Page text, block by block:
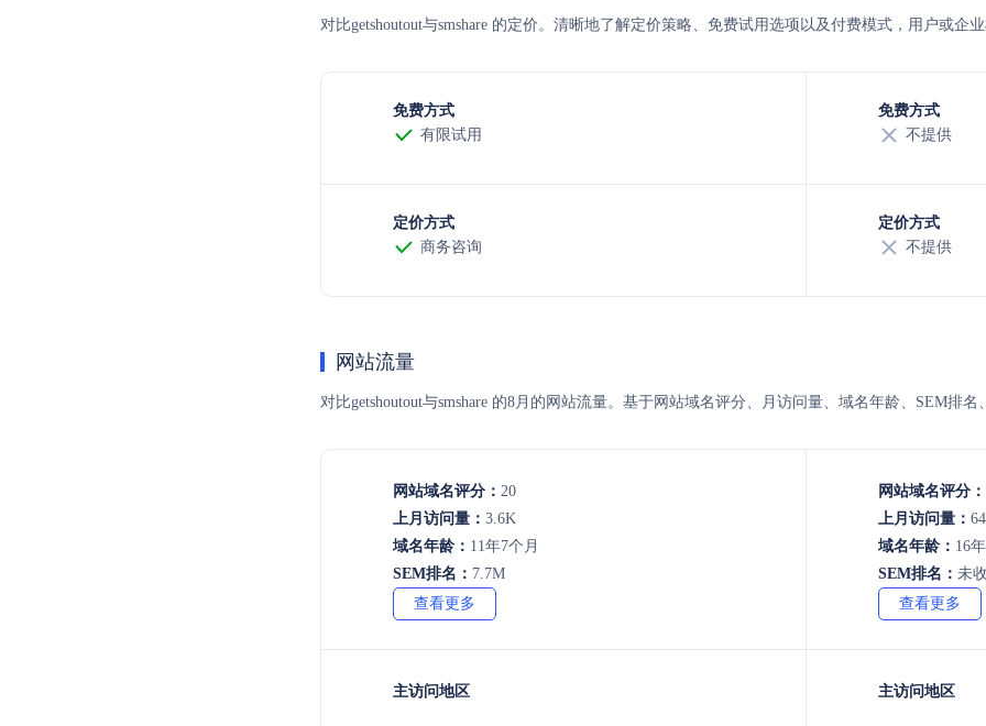
对比getshoutout与smshare 的定价。清晰地了解定价策略、免费试用选项以及付费模式，用户或企
免费方式
有限试用
免费方式
不提供
定价方式
商务咨询
定价方式
不提供
网站流量
对比getshoutout与smshare 的8月的网站流量。基于网站域名评分、月访问量、域名年龄、SEM排
网站域名评分： 20
上月访问量： 3.6K
域名年龄： 11年7个月
SEM排名： 7.7M
查看更多
主访问地区
网站域名评分：
上月访问量： 64
域名年龄： 16
SEM排名： 未
查看更多
主访问地区